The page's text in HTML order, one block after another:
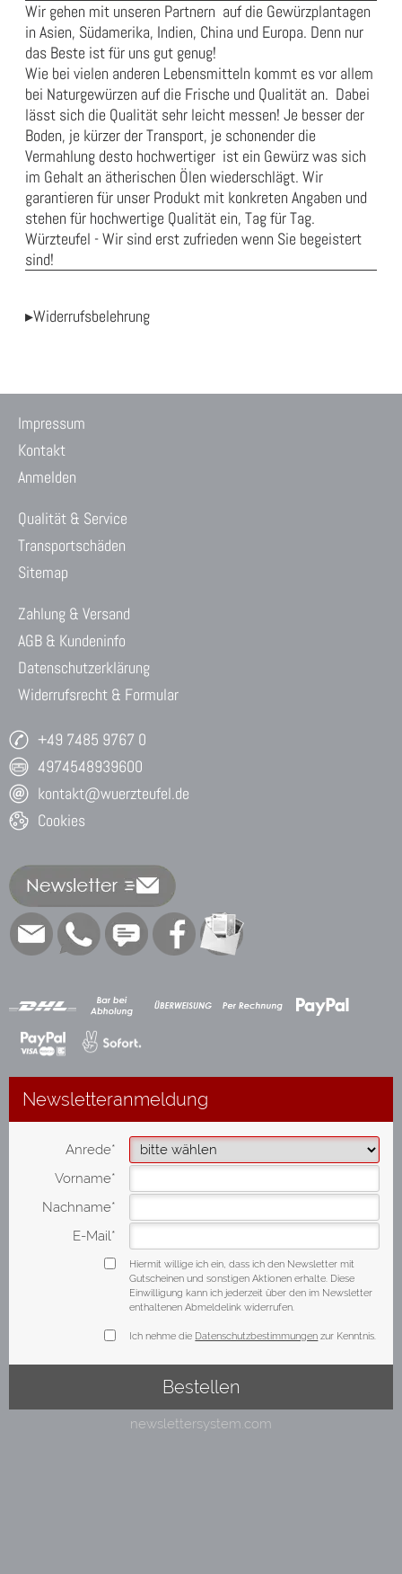
Wir gehen mit unseren Partnern auf die Gewürzplantagen
in Asien, Südamerika, Indien, China und Europa. Denn nur
das Beste ist für uns gut genug!
Wie bei vielen anderen Lebensmitteln kommt es vor allem
bei Naturgewürzen auf die Frische und Qualität an. Dabei
lässt sich die Qualität sehr leicht messen! Je besser der
Boden, je kürzer der Transport, je schonender die
Vermahlung desto hochwertiger ist ein Gewürz was sich
im Gehalt an ätherischen Ölen wiederschlägt. Wir
garantieren für unser Produkt mit konkreten Angaben und
stehen für hochwertige Qualität ein, Tag für Tag.
Würzteufel - Wir sind erst zufrieden wenn Sie begeistert
sind!
▸Widerrufsbelehrung
Impressum
Kontakt
Anmelden
Qualität & Service
Transportschäden
Sitemap
Zahlung & Versand
AGB & Kundeninfo
Datenschutzerklärung
Widerrufsrecht & Formular
+49 7485 9767 0
4974548939600
kontakt@wuerzteufel.de
Cookies